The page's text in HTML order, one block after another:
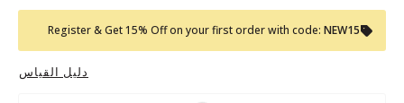
Register & Get 15% Off on your first order with code: NEW15
دليل القياس